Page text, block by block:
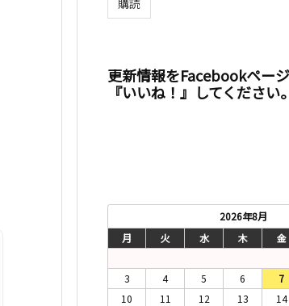
更新情報をFacebookページ
『いいね！』してください。
2026年8月
月
火 水 木 金
3
4 5 6 7
10
11 12 13 14